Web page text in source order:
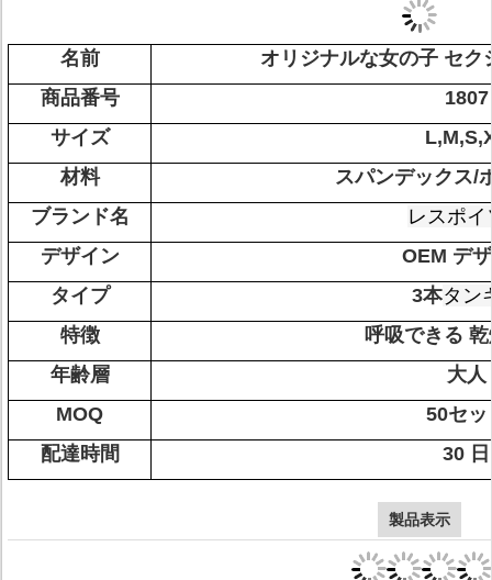
名前
オリジナルな女の子 セク
商品番号
1807
サイズ
材料
スパンデックス/
ブランド名
レスポイ
デザイン
OEM デ
タイプ
3本タン
特徴
呼吸できる
年齢層
大人
MOQ
50セッ
配達時間
30 日
製品表示